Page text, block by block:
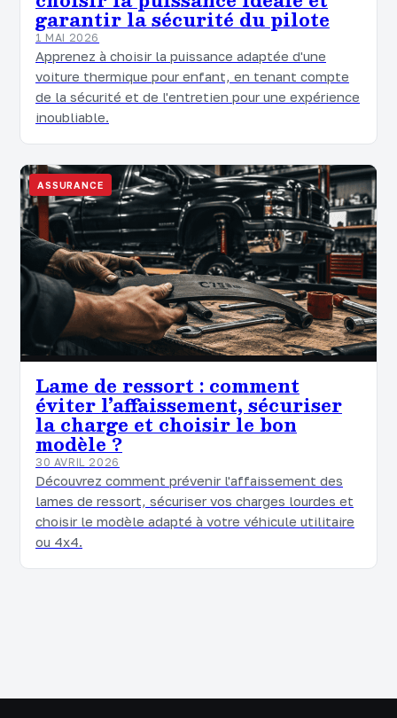
garantir la sécurité du pilote
1 MAI 2026
Apprenez à choisir la puissance adaptée d'une
voiture thermique pour enfant, en tenant compte
de la sécurité et de l'entretien pour une expérience
inoubliable.
ASSURANCE
Lame de ressort : comment
éviter l’affaissement, sécuriser
la charge et choisir le bon
modèle ?
30 AVRIL 2026
Découvrez comment prévenir l'affaissement des
lames de ressort, sécuriser vos charges lourdes et
choisir le modèle adapté à votre véhicule utilitaire
ou 4x4.